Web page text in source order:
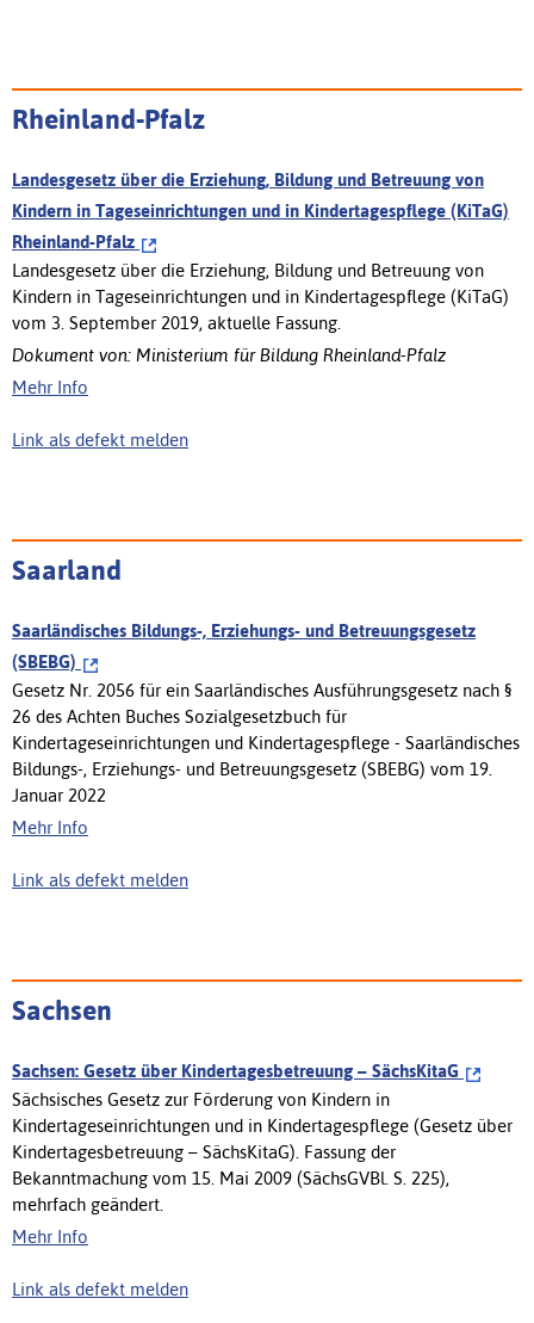
Rheinland-Pfalz
Landesgesetz über die Erziehung, Bildung und Betreuung von
Kindern in Tageseinrichtungen und in Kindertagespflege (KiTaG)
Rheinland-Pfalz
Landesgesetz über die Erziehung, Bildung und Betreuung von
Kindern in Tageseinrichtungen und in Kindertagespflege (KiTaG)
vom 3. September 2019, aktuelle Fassung.
Dokument von: Ministerium für Bildung Rheinland-Pfalz
Mehr Info
Link als defekt melden
Saarland
Saarländisches Bildungs-, Erziehungs- und Betreuungsgesetz
(SBEBG)
Gesetz Nr. 2056 für ein Saarländisches Ausführungsgesetz nach §
26 des Achten Buches Sozialgesetzbuch für
Kindertageseinrichtungen und Kindertagespflege - Saarländisches
Bildungs-, Erziehungs- und Betreuungsgesetz (SBEBG) vom 19.
Januar 2022
Mehr Info
Link als defekt melden
Sachsen
Sachsen: Gesetz über Kindertagesbetreuung – SächsKitaG
Sächsisches Gesetz zur Förderung von Kindern in
Kindertageseinrichtungen und in Kindertagespflege (Gesetz über
Kindertagesbetreuung – SächsKitaG). Fassung der
Bekanntmachung vom 15. Mai 2009 (SächsGVBl. S. 225),
mehrfach geändert.
Mehr Info
Link als defekt melden